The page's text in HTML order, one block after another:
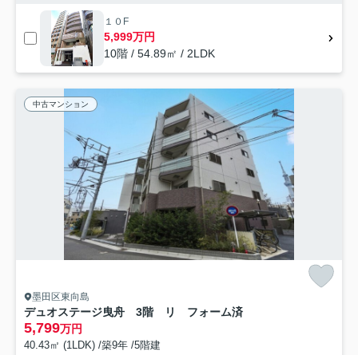
１０F
5,999万円
10階 / 54.89㎡ / 2LDK
中古マンション
墨田区東向島
デュオステージ曳舟 3階 リ フォーム済
5,799万円
40.43㎡ (1LDK) /築9年 /5階建